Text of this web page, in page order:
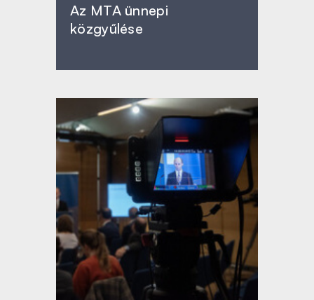
Az MTA ünnepi
közgyűlése